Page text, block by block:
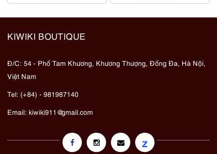
KIWIKI BOUTIQUE
Đ/C: 54 - Phố Tam Khương, Khương Thượng, Đống Đa, Hà Nội,
Việt Nam
Tel: (+84) - 981987140
Email: kiwiki911@gmail.com
z